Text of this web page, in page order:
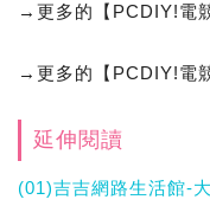
→更多的【PCDIY!電
→更多的【PCDIY!電
延伸閱讀
(01)吉吉網路生活館-